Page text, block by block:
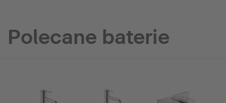
Polecane baterie